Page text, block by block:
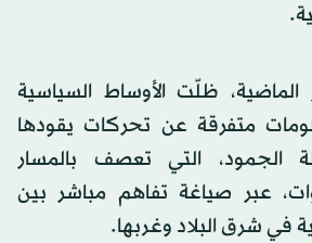
ظلّت الأوساط السياسية
متفرقة عن تحركات يقودها
الجمود، التي تعصف بالمسار
عبر صياغة تفاهم مباشر بين
في شرق البلاد وغربها.